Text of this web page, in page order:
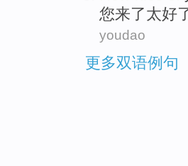
您来了太好
youdao
更多双语例句